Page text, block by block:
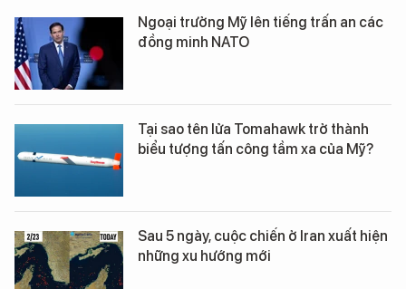
Ngoại trưởng Mỹ lên tiếng trấn an các
đồng minh NATO
Tại sao tên lửa Tomahawk trở thành
biểu tượng tấn công tầm xa của Mỹ?
Sau 5 ngày, cuộc chiến ở Iran xuất hiện
những xu hướng mới